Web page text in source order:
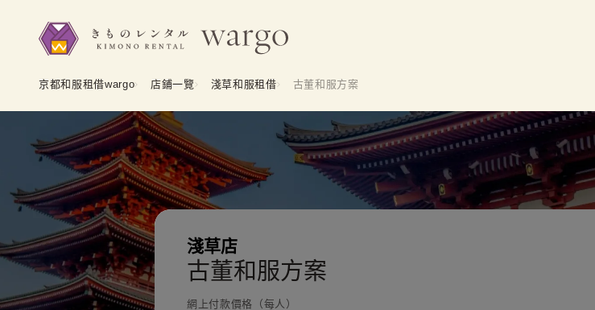
京都和服租借wargo 店鋪一覽 淺草和服租借 古董和服方案
古董和服方案
淺草店
網上付款價格（每人）